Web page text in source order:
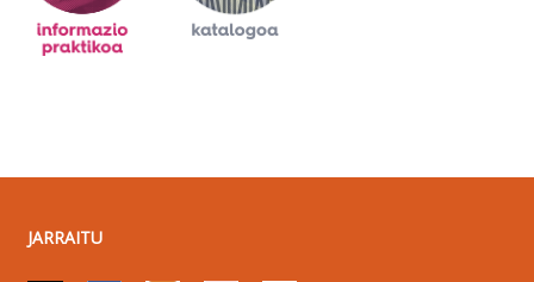
JARRAITU